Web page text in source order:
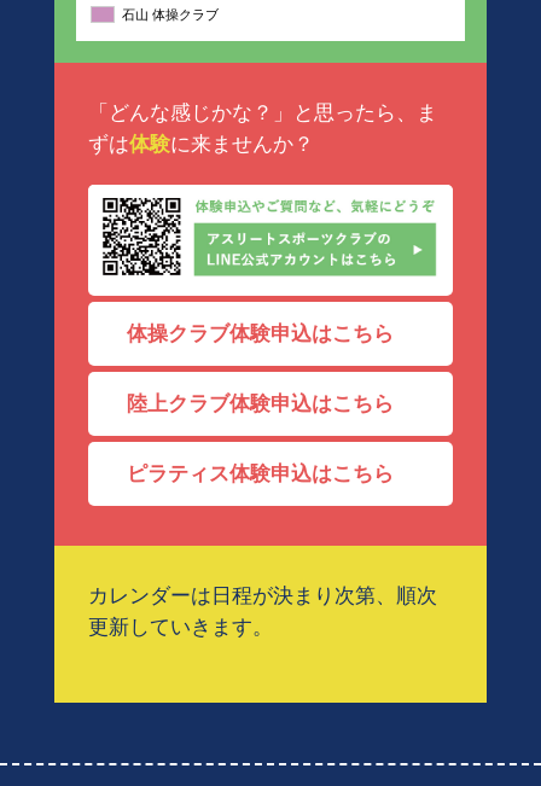
石山 体操クラブ
「どんな感じかな？」と思ったら、ま
ずは体験に来ませんか？
体操クラブ体験申込はこちら
陸上クラブ体験申込はこちら
ピラティス体験申込はこちら
カレンダーは日程が決まり次第、順次
更新していきます。